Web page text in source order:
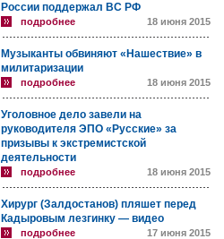
России поддержал ВС РФ
подробнее 18 июня 2015
Музыканты обвиняют «Нашествие» в
милитаризации
подробнее 18 июня 2015
Уголовное дело завели на
руководителя ЭПО «Русские» за
призывы к экстремистской
деятельности
подробнее 18 июня 2015
Хирург (Залдостанов) пляшет перед
Кадыровым лезгинку — видео
подробнее 17 июня 2015